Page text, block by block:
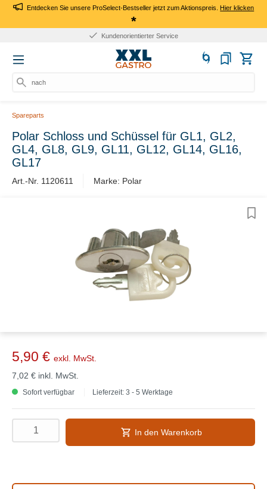
Entdecken Sie unsere ProSelect-Bestseller jetzt zum Aktionspreis.Hier klicken
*
Kundenorientierter Service
nach P
Spareparts
Polar Schloss und Schüssel für GL1, GL2,
GL4, GL8, GL9, GL11, GL12, GL14, GL16,
GL17
Art.-Nr. 1120611 Marke: Polar
5,90 € exkl. MwSt.
7,02 € inkl. MwSt.
Sofort verfügbar Lieferzeit: 3 - 5 Werktage
In den Warenkorb